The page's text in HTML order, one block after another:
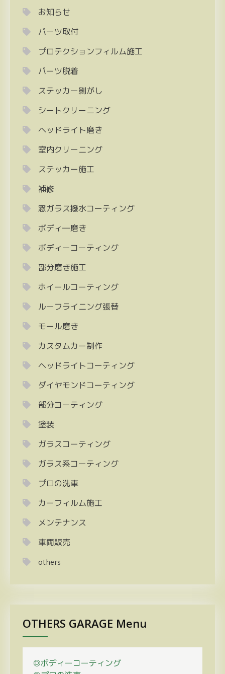
お知らせ
パーツ取付
プロテクションフィルム施工
パーツ脱着
ステッカー剝がし
シートクリーニング
ヘッドライト磨き
室内クリーニング
ステッカー施工
補修
窓ガラス撥水コーティング
ボディ―磨き
ボディーコーティング
部分磨き施工
ホイールコーティング
ルーフライニング張替
モール磨き
カスタムカー制作
ヘッドライトコーティング
ダイヤモンドコーティング
部分コーティング
塗装
ガラスコーティング
ガラス系コーティング
プロの洗車
カーフィルム施工
メンテナンス
車両販売
others
OTHERS GARAGE Menu
◎ボディーコーティング